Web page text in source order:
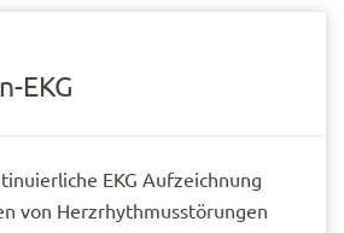
EKG
EKG Aufzeichnung
von Herzrhythmusstörungen